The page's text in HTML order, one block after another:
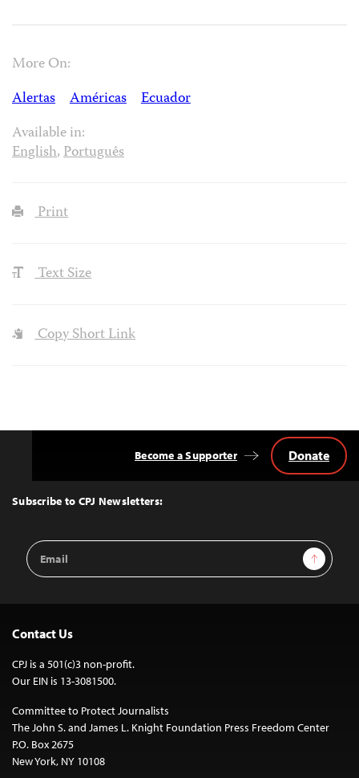
More On:
Alertas
Américas
Ecuador
Available in:
English,Português
Print
Text Size
Copy Short Link
Top
Subscribe to CPJ Newsletters:
Email
Address
Sign Up
Become a Supporter Donate
Contact Us
CPJ is a 501(c)3 non-profit.
Our EIN is 13-3081500.
Committee to Protect Journalists
The John S. and James L. Knight Foundation Press Freedom Center
P.O. Box 2675
New York, NY 10108